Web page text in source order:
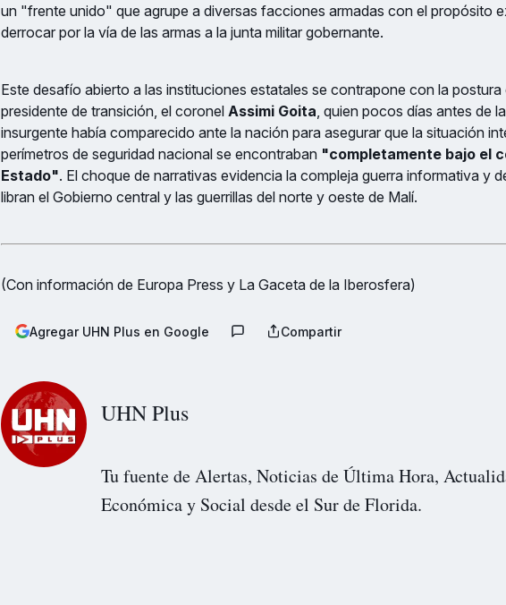
un "frente unido" que agrupe a diversas facciones armadas con el propósito
derrocar por la vía de las armas a la junta militar gobernante.
Este desafío abierto a las instituciones estatales se contrapone con la postura
presidente de transición, el coronel Assimi Goita, quien pocos días antes de
insurgente había comparecido ante la nación para asegurar que la situación
perímetros de seguridad nacional se encontraban "completamente bajo el
Estado". El choque de narrativas evidencia la compleja guerra informativa y
libran el Gobierno central y las guerrillas del norte y oeste de Malí.
(Con información de Europa Press y La Gaceta de la Iberosfera)
Agregar UHN Plus en Google Compartir
UHN Plus
Tu fuente de Alertas, Noticias de Última Hora,
Económica y Social desde el Sur de Florida.